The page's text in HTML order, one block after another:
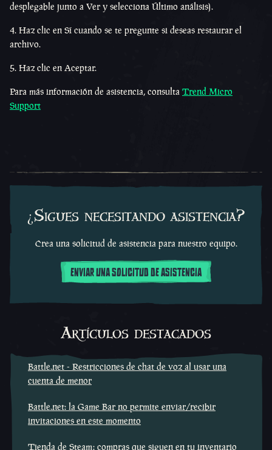
desplegable junto a Ver y selecciona Último análisis).
4. Haz clic en Sí cuando se te pregunte si deseas restaurar el
archivo.
5. Haz clic en Aceptar.
Para más información de asistencia, consulta Trend Micro
Support
¿Sigues necesitando asistencia?
Crea una solicitud de asistencia para nuestro equipo.
ENVIAR UNA SOLICITUD DE ASISTENCIA
Artículos destacados
Battle.net - Restricciones de chat de voz al usar una
cuenta de menor
Battle.net: la Game Bar no permite enviar/recibir
invitaciones en este momento
Tienda de Steam: compras que siguen en tu inventario